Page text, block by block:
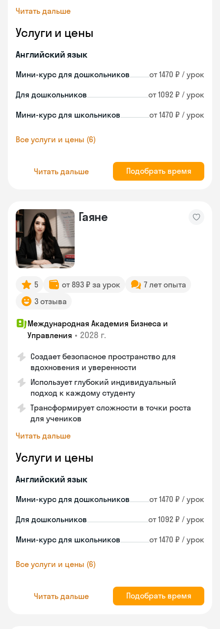
Читать дальше
Услуги и цены
Английский язык
Мини-курс для дошкольников от 1470 ₽ / урок
Для дошкольников от 1092 ₽ / урок
Мини-курс для школьников от 1470 ₽ / урок
Все услуги и цены (6)
Читать дальше Подобрать время
Гаяне
5 от 893 ₽ за урок
7 лет опыта
3 отзыва
Международная Академия Бизнеса и
Управления • 2028 г.
Создает безопасное пространство для
вдохновения и уверенности
Использует глубокий индивидуальный
подход к каждому студенту
Трансформирует сложности в точки роста
для учеников
Читать дальше
Услуги и цены
Английский язык
Мини-курс для дошкольников от 1470 ₽ / урок
Для дошкольников от 1092 ₽ / урок
Мини-курс для школьников от 1470 ₽ / урок
Все услуги и цены (6)
Читать дальше Подобрать время